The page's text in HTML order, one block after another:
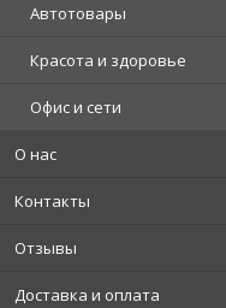
Автотовары
Красота и здоровье
Офис и сети
О нас
Контакты
Отзывы
Доставка и оплата